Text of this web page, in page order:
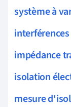
système à
impédance
isolation
mesure